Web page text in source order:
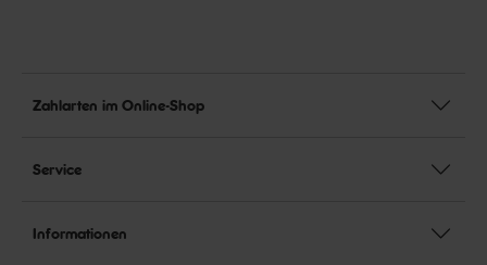
Zahlarten im Online-Shop
Service
Informationen